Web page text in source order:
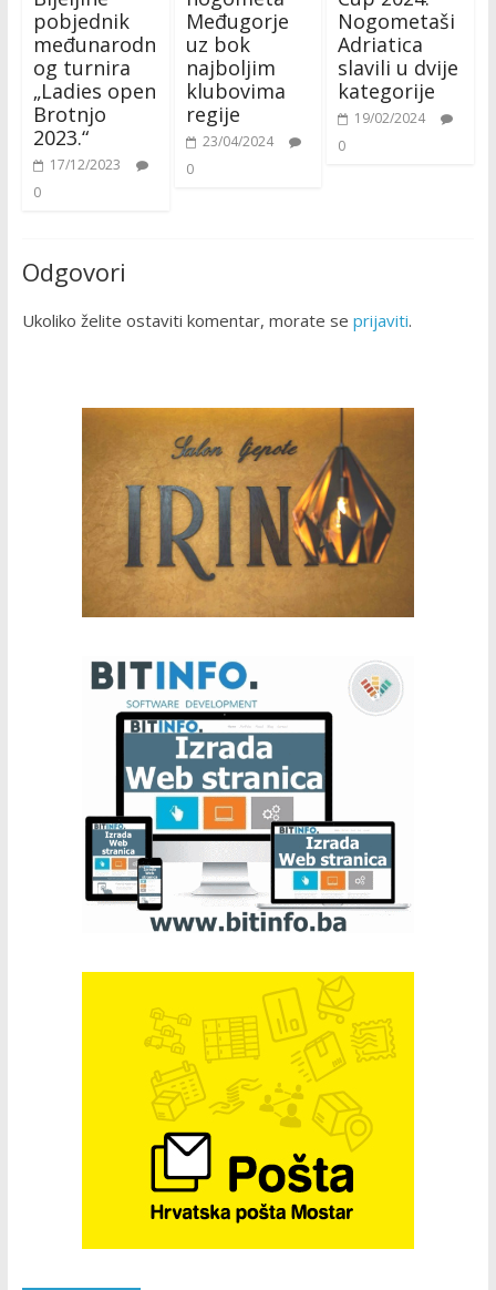
pobjednik
međunarodn
og turnira
„Ladies open
Brotnjo
2023.“
17/12/2023
0
Međugorje
uz bok
najboljim
klubovima
regije
23/04/2024
0
Nogometaši
Adriatica
slavili u dvije
kategorije
19/02/2024
0
Odgovori
Ukoliko želite ostaviti komentar, morate se prijaviti.